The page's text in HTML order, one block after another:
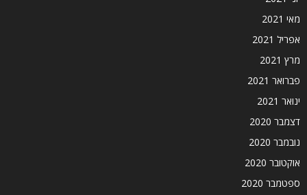
מאי 2021
אפריל 2021
מרץ 2021
פברואר 2021
ינואר 2021
דצמבר 2020
נובמבר 2020
אוקטובר 2020
ספטמבר 2020